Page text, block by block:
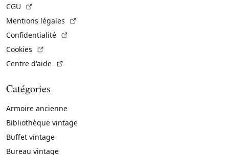
CGU
Mentions légales
Confidentialité
Cookies
Centre d'aide
Catégories
Armoire ancienne
Bibliothèque vintage
Buffet vintage
Bureau vintage